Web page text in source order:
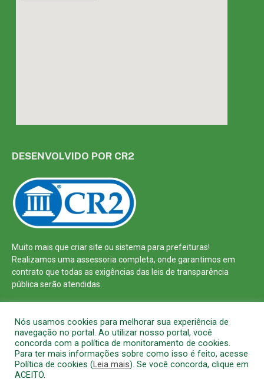
DESENVOLVIDO POR CR2
Muito mais que criar site ou sistema para prefeituras!
Realizamos uma assessoria completa, onde garantimos em
contrato que todas as exigências das leis de transparência
pública serão atendidas.
Todos os direitos reservados a Prefeitura Municipal de Barcarena
Nós usamos cookies para melhorar sua experiência de
navegação no portal. Ao utilizar nosso portal, você
concorda com a política de monitoramento de cookies.
Para ter mais informações sobre como isso é feito, acesse
Política de cookies (Leia mais). Se você concorda, clique em
ACEITO.